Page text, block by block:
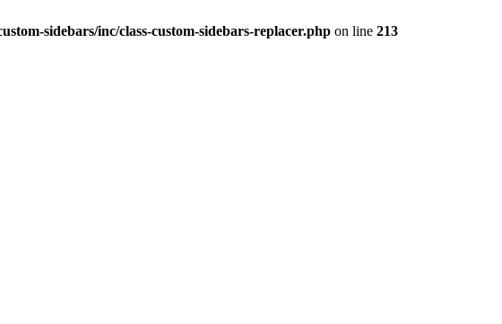
sidebars/inc/class-custom-sidebars-replacer.php on line 213